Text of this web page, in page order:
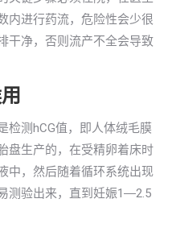
内进行药流，危险性会少很
干净，否则流产不全会导致
检测hCG值，即人体绒毛膜
盘生产的，在受精卵着床时
中，然后随着循环系统出现
测验出来，直到妊娠1―2.5